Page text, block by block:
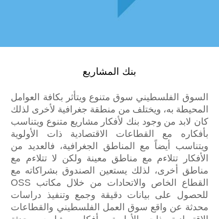
بنك المشاريع
السوق الفلسطيني سوق متنوع ويتأثر بكافة العوامل
المحيطة به، ويختلف من منطقة جغرافية لأخرى لذلك
كان لابد من وجود بنك لأفكار مشاريع متنوع ويتناسب
بأفكاره مع القطاعات الاقتصادية ذات الأولوية
ويتناسب أيضاً مع المناطق الجغرافية، فالعديد من
الأفكار تتلاءم مع مناطق معينة ولكن لا تتلاءم مع
مناطق أخرى، لذلك يستعين الصندوق بشراكاته مع
القطاع الخاص والاتحادات من خلال مكاتب OSS
للحصول على بيانات دقيقة وجمع وتنفيذ دراسات
محدثة عن واقع سوق العمل الفلسطيني والقطاعات